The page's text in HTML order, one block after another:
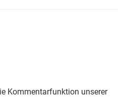
Kommentarfunktion unserer